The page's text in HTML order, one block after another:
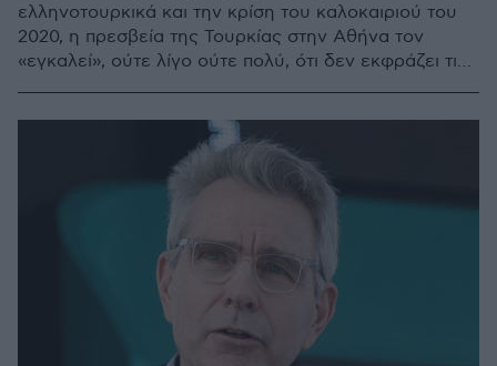
ελληνοτουρκικά και την κρίση του καλοκαιριού του
2020, η πρεσβεία της Τουρκίας στην Αθήνα τον
«εγκαλεί», ούτε λίγο ούτε πολύ, ότι δεν εκφράζει τις